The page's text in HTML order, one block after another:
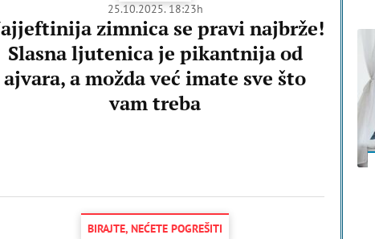
25.10.2025. 18:23h
zimnica se pravi najbrže!
Slasna ljutenica je pikantnija od
ajvara, a možda već imate sve što
vam treba
BIRAJTE, NEĆETE POGREŠITI